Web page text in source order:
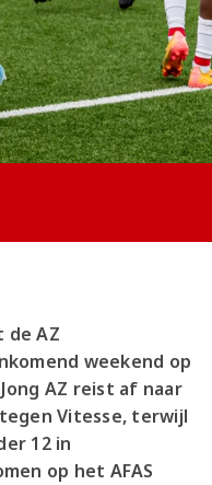
de AZ
weekend op
AZ reist af naar
Vitesse, terwijl
12 in
op het AFAS